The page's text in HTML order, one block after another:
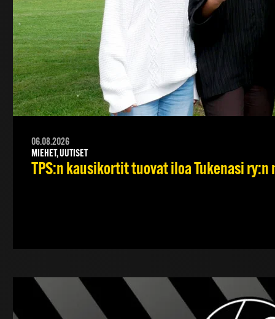
06.08.2026
MIEHET, UUTISET
TPS:n kausikortit tuovat iloa Tukenasi